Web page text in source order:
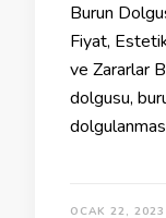
Burun
Fiyat,
ve Zararlar
dolgusu,
OCAK 22, 2023